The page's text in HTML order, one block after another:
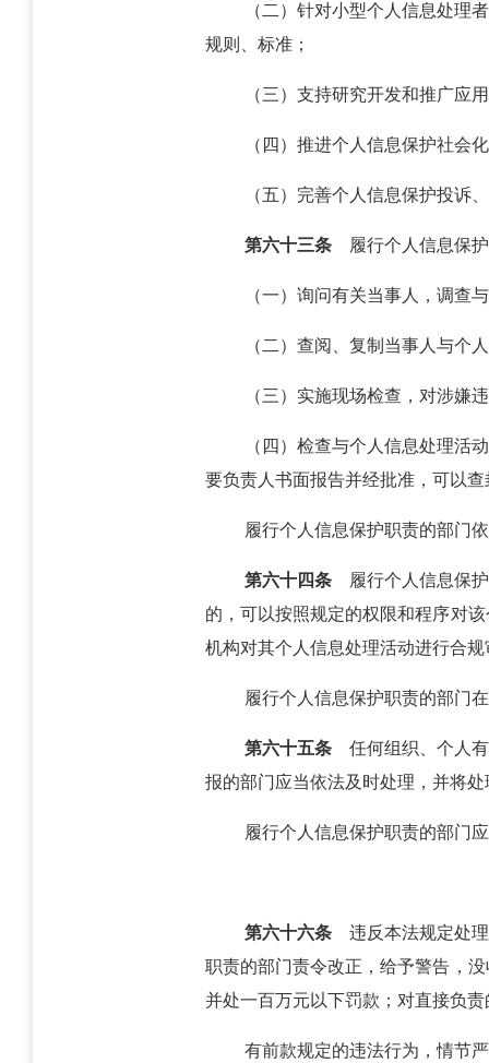
（二）针对小型个人信息处理
规则、标准；
（三）支持研究开发和推广应
（四）推进个人信息保护社会
（五）完善个人信息保护投诉
第六十三条履行个人信息保护
（一）询问有关当事人，调查
（二）查阅、复制当事人与个
（三）实施现场检查，对涉嫌
（四）检查与个人信息处理活
要负责人书面报告并经批准，可以
履行个人信息保护职责的部门
第六十四条履行个人信息保护
的，可以按照规定的权限和程序对
机构对其个人信息处理活动进行合
履行个人信息保护职责的部门
第六十五条任何组织、个人有
报的部门应当依法及时处理，并将
履行个人信息保护职责的部门
第六十六条违反本法规定处理
职责的部门责令改正，给予警告，
并处一百万元以下罚款；对直接负
有前款规定的违法行为，情节